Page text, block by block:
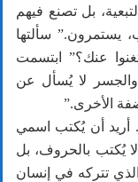
بل تصنع فيهم
يستمرون.” سألتها
عنك؟” ابتسمت
لا يُسأل عن
الأخرى.”
أريد أن يُكتب اسمي
يُكتب بالحروف، بل
تتركه في إنسان